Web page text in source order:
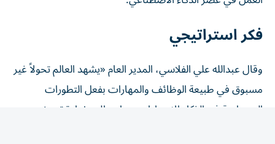
فكر استراتيجي
وقال عبدالله علي الفلاسي، المدير العام «يشهد العالم تحولاً غير
مسبوق في طبيعة الوظائف والمهارات بفعل التطورات
المتسارعة في الذكاء الاصطناعي، ما يتطلب إعادة تعريف دور